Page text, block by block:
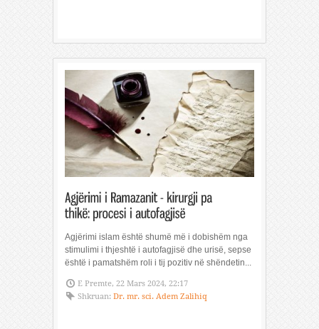
Agjërimi islam është shumë më i dobishëm nga
stimulimi i thjeshtë i autofagjisë dhe urisë, sepse
është i pamatshëm roli i tij pozitiv në shëndetin...
E Premte, 22 Mars 2024, 22:17
Shkruan: Dr. mr. sci. Adem Zalihiq